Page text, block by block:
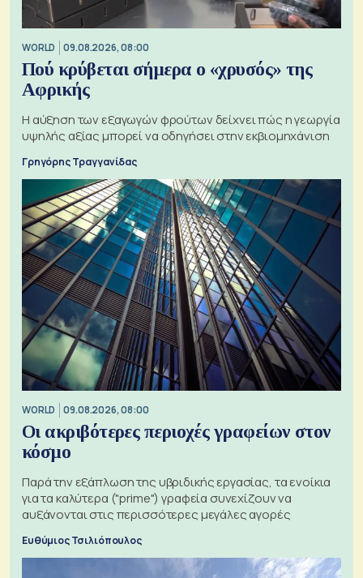
WORLD 09.08.2026, 08:00
Πού κρύβεται σήμερα ο «χρυσός» της
Αφρικής
Η αύξηση των εξαγωγών φρούτων δείχνει πώς η γεωργία
υψηλής αξίας μπορεί να οδηγήσει στην εκβιομηχάνιση
Γρηγόρης Τραγγανίδας
WORLD 09.08.2026, 08:00
Οι ακριβότερες περιοχές γραφείων στον
κόσμο
Παρά την εξάπλωση της υβριδικής εργασίας, τα ενοίκια
για τα καλύτερα ("prime") γραφεία συνεχίζουν να
αυξάνονται στις περισσότερες μεγάλες αγορές
Ευθύμιος Τσιλιόπουλος